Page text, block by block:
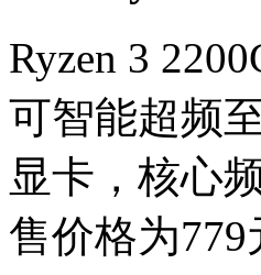
Ryzen 3
可智能超频
显卡，核心
售价格为779